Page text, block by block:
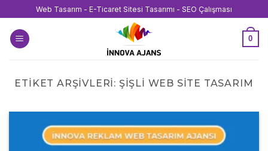
atla
Web Tasarım - E-Ticaret Sitesi Tasarımı - SEO Çalışması
0
ETIKET ARŞIVLERI: ŞIŞLI WEB SITE TASARIM